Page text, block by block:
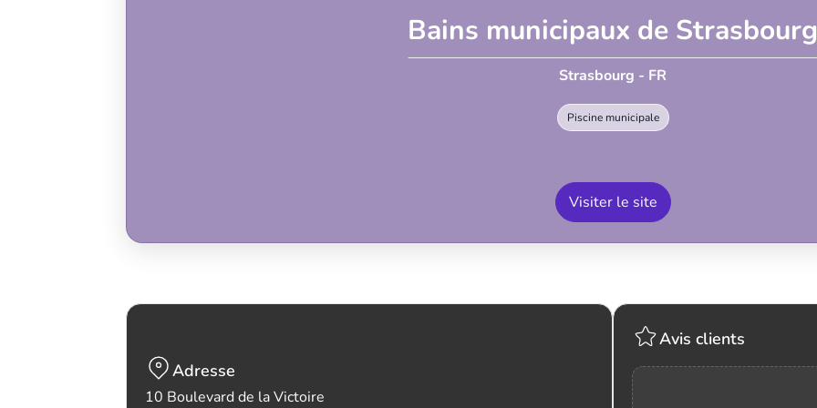
Bains municipaux de Strasbourg
Strasbourg - FR
Piscine municipale
Visiter le site
Adresse
10 Boulevard de la Victoire
Avis clients